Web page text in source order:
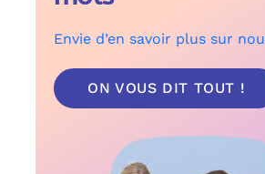
Envie d’en savoir plus sur
ON VOUS DIT TOUT !